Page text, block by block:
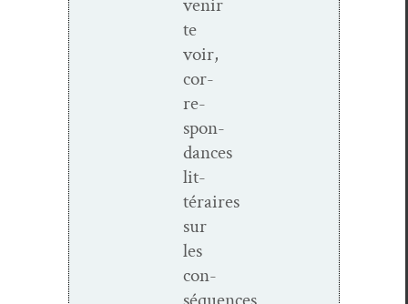
venir
te
voir,
cor­
re­
spon­
dances
lit­
téraires
sur
les
con­